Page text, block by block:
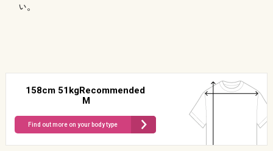
い。
158cm 51kgRecommended
M
Find out more on your body type